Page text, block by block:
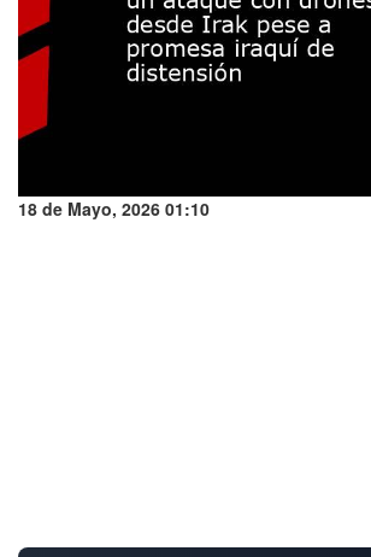
18 de Mayo, 2026 01:10